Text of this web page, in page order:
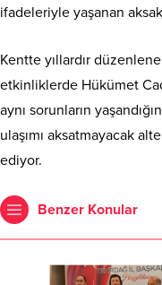
ifadeleriyle yaşanan
Kentte yıllardır
etkinliklerde Hükümet
aynı sorunların
ulaşımı aksatmayacak
ediyor.
Benzer Konular